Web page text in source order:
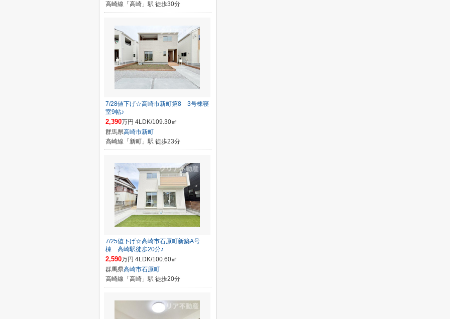
高崎線「高崎」駅 徒歩30分
7/28値下げ☆高崎市新町第8 3号棟寝
室9帖♪
2,390万円 4LDK/109.30㎡
群馬県高崎市新町
高崎線「新町」駅 徒歩23分
7/25値下げ☆高崎市石原町新築A号
棟 高崎駅徒歩20分♪
2,590万円 4LDK/100.60㎡
群馬県高崎市石原町
高崎線「高崎」駅 徒歩20分